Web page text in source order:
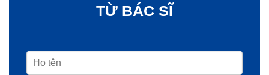
TỪ BÁC SĨ